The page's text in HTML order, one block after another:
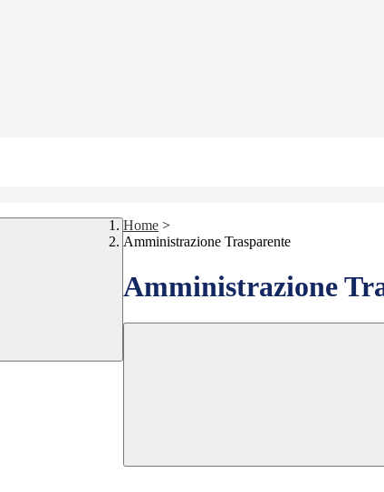
Home >
Amministrazione Trasparente
Amministrazione